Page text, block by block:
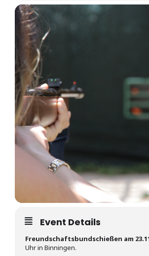
Event Details
Freundschaftsbundschießen am
Uhr in Binningen.